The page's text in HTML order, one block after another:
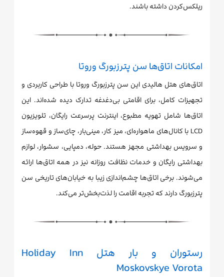
ریلکس‌کردن داشته باشند.
امکانات اتاق‌ها سن پترزبورگ وروتا
اتاق‌های هتل هالیدی این سن پترزبورگ وروتا با طراحی کاربردی و
تجهیزات کامل، برای اقامتی بی‌دغدغه تدارک دیده شده‌اند. این
اتاق‌ها شامل تهویه مطبوع، اینترنت پرسرعت رایگان، تلویزیون
LCD با کانال‌های ماهواره‌ای، میز کار، مینی‌بار، چای‌ساز و قهوه‌ساز
و سرویس بهداشتی مجهز هستند. حوله، دمپایی، سشوار، لوازم
بهداشتی رایگان و خدمات نظافت روزانه نیز در همه اتاق‌ها ارائه
می‌شوند. برخی اتاق‌ها چشم‌اندازی زیبا به خیابان‌های تاریخی سن
پترزبورگ دارند که تجربه اقامت را لذت‌بخش‌تر می‌کند.
رستوران و بار هتل Holiday Inn
Moskovskye Vorota